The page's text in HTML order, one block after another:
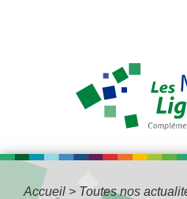
Accueil > Toutes nos